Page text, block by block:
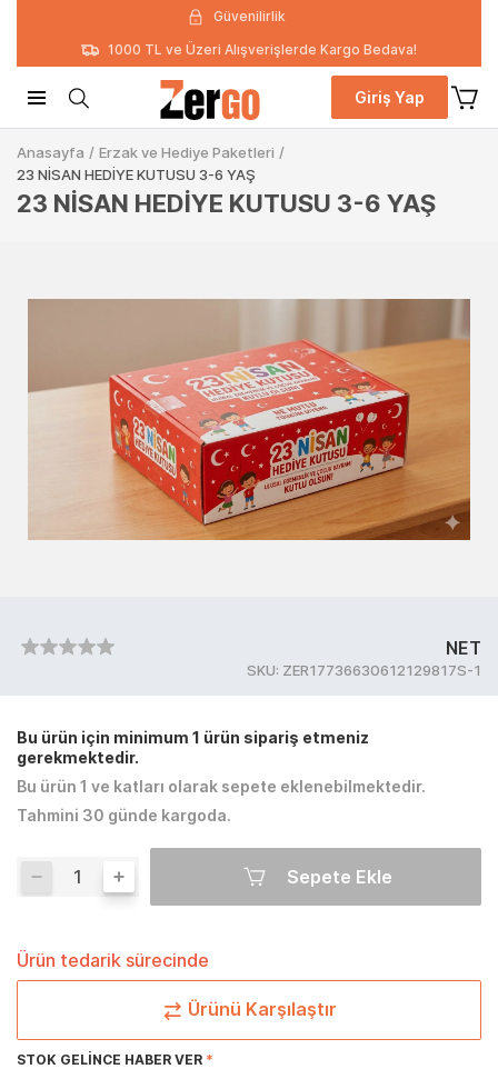
Güvenilirlik
1000 TL ve Üzeri Alışverişlerde Kargo Bedava!
Giriş Yap
Anasayfa / Erzak ve Hediye Paketleri /
23 NİSAN HEDİYE KUTUSU 3-6 YAŞ
23 NİSAN HEDİYE KUTUSU 3-6 YAŞ
NET
SKU: ZER17736630612129817S-1
Bu ürün için minimum 1 ürün sipariş etmeniz
gerekmektedir.
Bu ürün 1 ve katları olarak sepete eklenebilmektedir.
Tahmini 30 günde kargoda.
Sepete Ekle
Ürün tedarik sürecinde
Ürünü Karşılaştır
STOK GELINCE HABER VER